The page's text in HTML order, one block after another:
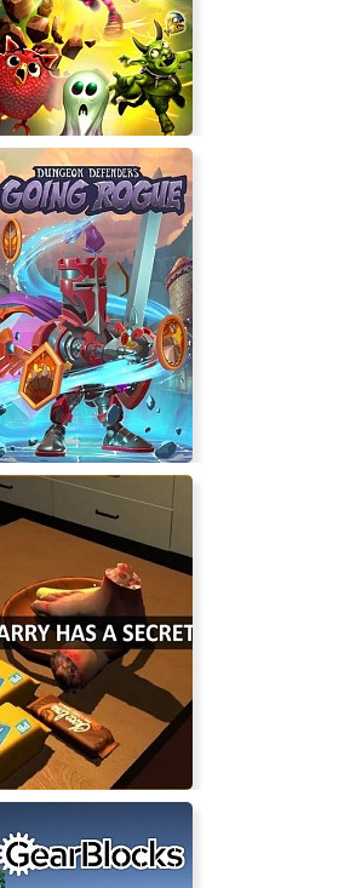
Ever Forward
Twisted Dreams -
of the Owlverlord
Going Rogue